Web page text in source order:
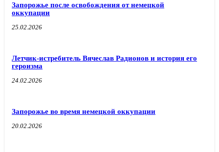
Запорожье после освобождения от немецкой
оккупации
25.02.2026
Летчик-истребитель Вячеслав Радионов и история его
героизма
24.02.2026
Запорожье во время немецкой оккупации
20.02.2026